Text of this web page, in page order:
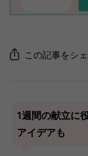
この記事をシ
1週間の献立に
アイデアも